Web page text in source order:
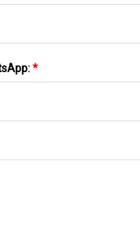
*